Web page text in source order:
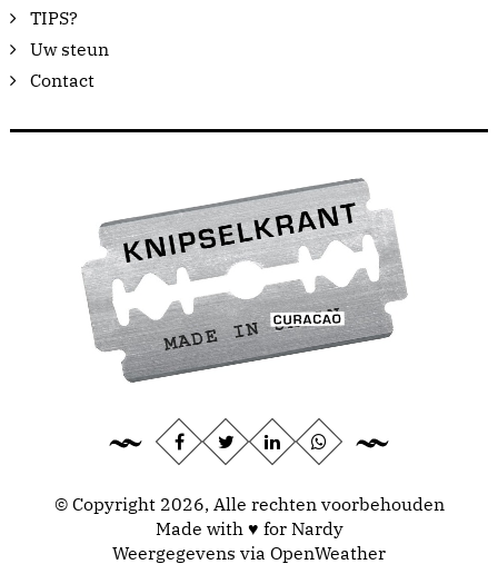
TIPS?
Uw steun
Contact
© Copyright 2026, Alle rechten voorbehouden
Made with ♥ for Nardy
Weergegevens via OpenWeather